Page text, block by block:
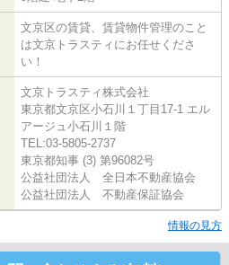
文京区の賃貸、賃貸物件管理のこと
は文京トラスティにお任せくださ
い！
文京トラスティ株式会社
東京都文京区小石川１丁目17-1 エル
アージュ小石川１階
TEL:03-5805-2737
東京都知事 (3) 第96082号
公益社団法人 全日本不動産協会
公益社団法人 不動産保証協会
情報の見方